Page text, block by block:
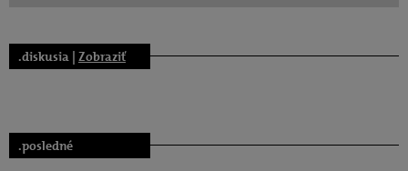
.diskusia | Zobraziť
.posledné